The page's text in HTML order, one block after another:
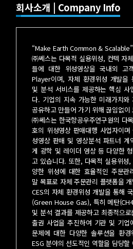
회사소개 | Company Info
“Make Earth Common & Scalable”
㈜쎄스는 다목적 실용위성, 컨텍 자
들에 대한 위성영상을 국내외 고
Player이며, 자체 환경위성 개발을
및 분석 서비스를 제공하는 핵심 사
다. 기업의 지속 가능한 미래가치와
공유하고 만들어 가기 위해 끊임없이
㈜쎄스는 한국항공우주연구원의 다
호의 위성영상 판매대행 사업자이
성영상 판매 및 영상분석 파트너 계
게 광학 및 레이더 영상 등 다양한
고 있습니다. 또한, 다목적 실용위성
양한 위성에 대한 효율적인 주문관
말 목표로 자체 주문관리 플랫폼을
CES의 자체 환경위성 개발을 통해
(Green House Gas), 특히 메탄
및 분석 결과를 제공하고 최종적으
출권 사업을 추진하여 기관 및 기업
문제에 대한 다양한 솔루션을 환경
ESG 분야의 선도적인 역할을 담당할